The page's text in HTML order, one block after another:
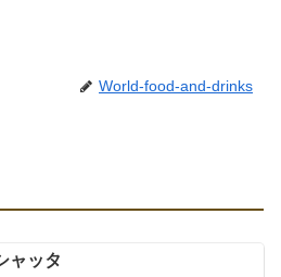
World-food-and-drinks
ャッタ